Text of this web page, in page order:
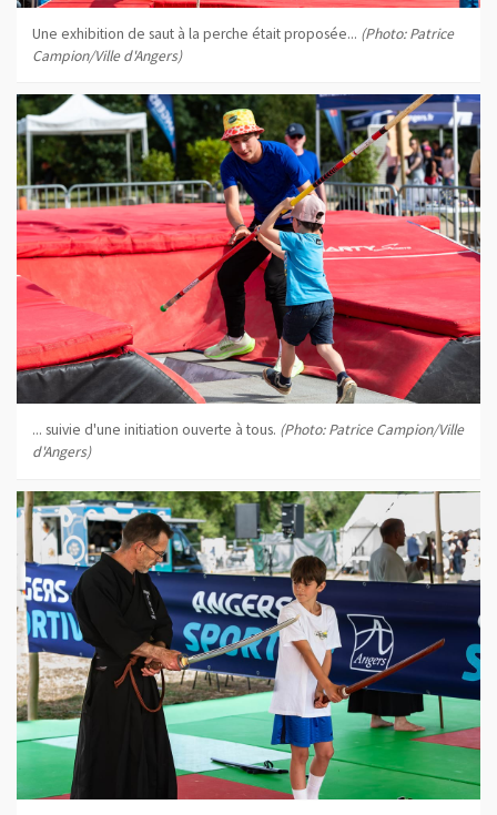
Une exhibition de saut à la perche était proposée... (Photo: Patrice
Campion/Ville d'Angers)
... suivie d'une initiation ouverte à tous. (Photo: Patrice Campion/Ville
d'Angers)